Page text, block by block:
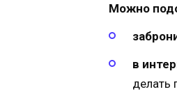
Можно
в
делать